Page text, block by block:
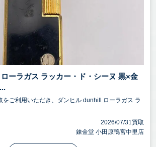
ーラガス ラッカー・ド・シーヌ 黒×金
をご利用いただき、ダンヒル dunhill ローラガス ラ
2026/07/31買取
錬金堂 小田原鴨宮中里店